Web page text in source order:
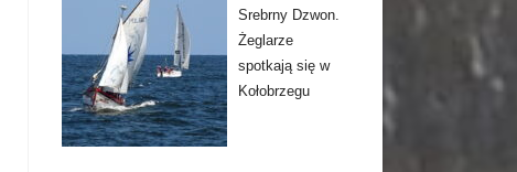
Srebrny Dzwon.
Żeglarze
spotkają się w
Kołobrzegu